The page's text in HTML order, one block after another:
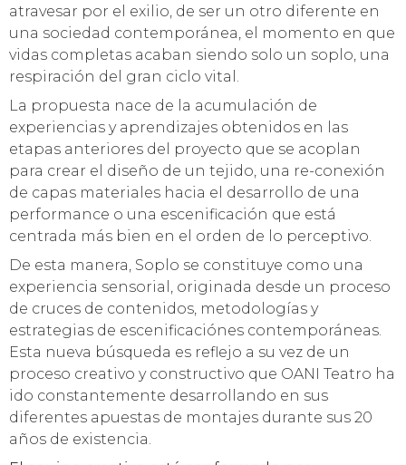
atravesar por el exilio, de ser un otro diferente en
una sociedad contemporánea, el momento en que
vidas completas acaban siendo solo un soplo, una
respiración del gran ciclo vital.
La propuesta nace de la acumulación de
experiencias y aprendizajes obtenidos en las
etapas anteriores del proyecto que se acoplan
para crear el diseño de un tejido, una re-conexión
de capas materiales hacia el desarrollo de una
performance o una escenificación que está
centrada más bien en el orden de lo perceptivo.
De esta manera, Soplo se constituye como una
experiencia sensorial, originada desde un proceso
de cruces de contenidos, metodologías y
estrategias de escenificaciónes contemporáneas.
Esta nueva búsqueda es reflejo a su vez de un
proceso creativo y constructivo que OANI Teatro ha
ido constantemente desarrollando en sus
diferentes apuestas de montajes durante sus 20
años de existencia.